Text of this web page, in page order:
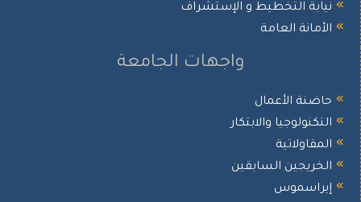
نيابة التخطيط و الإستشراف
الأمانة العامة
واجهات الجامعة
حاضنة الأعمال
التكنولوجيا والابتكار
المقاولاتية
الخريجين السابقين
إيراسموس